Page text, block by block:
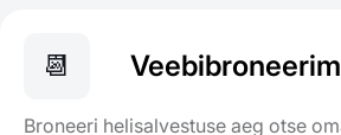
📆
Broneeri helisalvestuse aeg otse